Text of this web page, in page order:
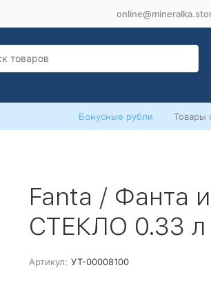
Бонусные рубли Товары
Fanta / Фанта
СТЕКЛО 0.33 л
Артикул: УТ-00008100